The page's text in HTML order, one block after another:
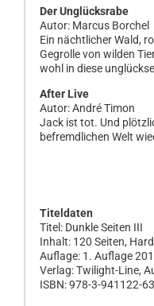
Der Unglücksrabe
Autor: Marcus Borchel
Ein nächtlicher Wald,
Gegrolle von wilden
wohl in diese
After Live
Autor: André Timon
Jack ist tot. Und
befremdlichen Welt
Titeldaten
Titel: Dunkle Seiten III
Inhalt: 120 Seiten,
Auflage: 1. Auflage
Verlag: Twilight-Line,
ISBN: 978-3-941122-